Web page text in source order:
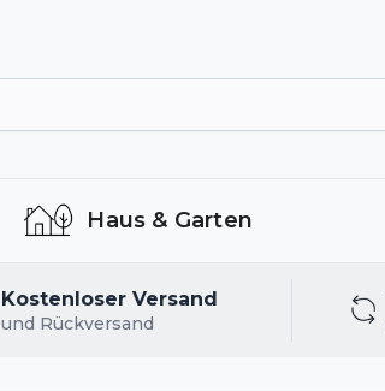
Haus & Garten
Kostenloser Versand
und Rückversand